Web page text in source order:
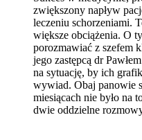
zwiększony napływ
leczeniu schorzeniami.
większe obciążenia. O
porozmawiać z szefem
jego zastępcą dr
na sytuację, by ich
wywiad. Obaj panowie
miesiącach nie było na
dwie oddzielne